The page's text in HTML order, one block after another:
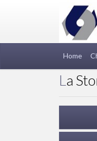
Home
La